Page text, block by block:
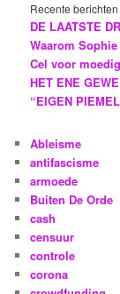
Recente berichten
DE LAATSTE
Waarom
Cel voor
HET ENE
“EIGEN
Ableisme
antifascisme
armoede
Buiten De Orde
cash
censuur
controle
corona